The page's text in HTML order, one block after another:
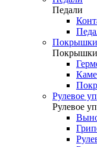
Педали
Рулевое
Рулевое